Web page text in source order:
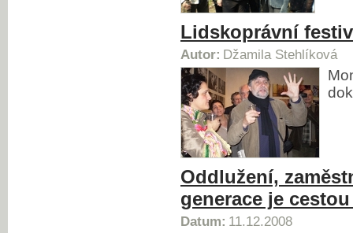
Lidskoprávní
Autor: Džamila Stehlíková
Oddlužení,
generace je
Datum: 11.12.2008